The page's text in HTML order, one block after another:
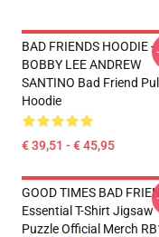
BAD FRIENDS HOODIE -
BOBBY LEE ANDREW
SANTINO Bad Friend
Hoodie
€ 39,51 - € 45,95
GOOD TIMES BAD
Essential T-Shirt Jigsaw
Puzzle Official Merch